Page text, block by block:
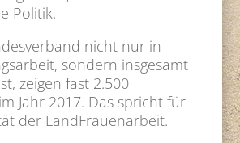
Politik.
nicht nur in
sondern insgesamt
zeigen fast 2.500
Jahr 2017. Das spricht für
der LandFrauenarbeit.